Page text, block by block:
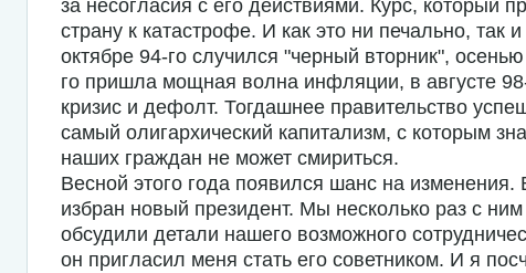
за несогласия с его действиями. Курс, который
страну к катастрофе. И как это ни печально, так
октябре 94-го случился "черный вторник",
го пришла мощная волна инфляции, в августе
кризис и дефолт. Тогдашнее правительство
самый олигархический капитализм, с которым
наших граждан не может смириться.
Весной этого года появился шанс на
избран новый президент. Мы несколько раз с ним
обсудили детали нашего возможного
он пригласил меня стать его советником. И я